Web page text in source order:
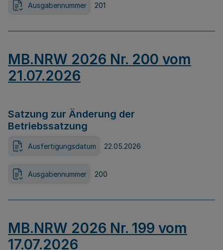
Ausgabennummer 201
MB.NRW 2026 Nr. 200 vom
21.07.2026
Satzung zur Änderung der
Betriebssatzung
Ausfertigungsdatum 22.05.2026
Ausgabennummer 200
MB.NRW 2026 Nr. 199 vom
17.07.2026